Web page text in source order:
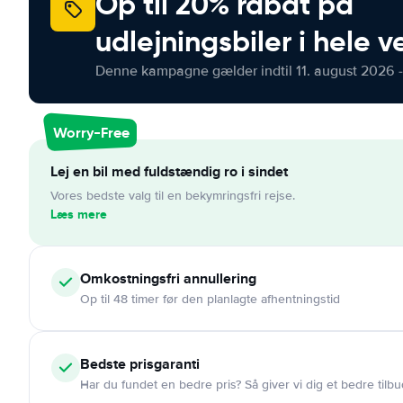
udlejningsbiler i hele
Denne kampagne gælder indtil 11. august 2026
Worry-Free
Lej en bil med fuldstændig ro i sindet
Vores bedste valg til en bekymringsfri rejse.
Læs mere
Omkostningsfri annullering
Op til 48 timer før den planlagte afhentningstid
Bedste prisgaranti
Har du fundet en bedre pris? Så giver vi dig et bedre